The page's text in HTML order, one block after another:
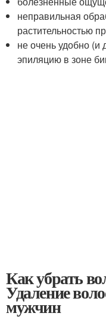
неправильная
растительностью
не очень удобно (и
эпиляцию в зоне
Как убрать
Удаление
мужчин